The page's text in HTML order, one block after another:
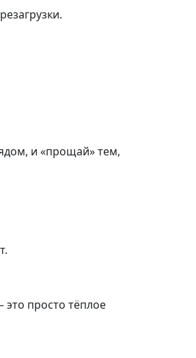
и «прощай» тем,
просто тёплое